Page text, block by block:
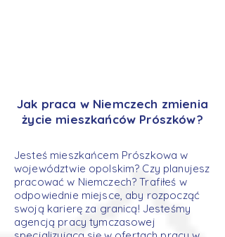
Jak praca w Niemczech zmienia
życie mieszkańców Prószków?
Jesteś mieszkańcem Prószkowa w
województwie opolskim? Czy planujesz
pracować w Niemczech? Trafiłeś w
odpowiednie miejsce, aby rozpocząć
swoją karierę za granicą! Jesteśmy
agencją pracy tymczasowej